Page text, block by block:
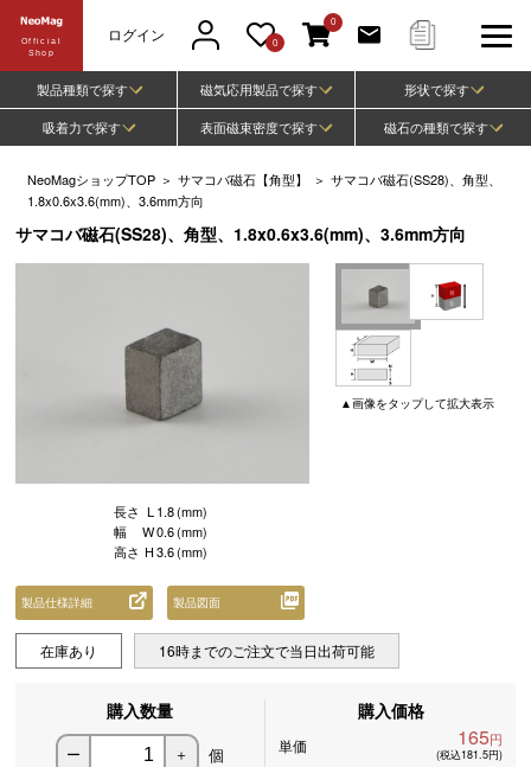
Official
Shop
ログイン 0
0
製品種類で探す 磁気応用製品で探す
形状で探す
吸着力で探す
表面磁束密度で探す 磁石の種類で探す
NeoMagショップTOP ＞ サマコバ磁石【角型】 ＞ サマコバ磁石(SS28)、角型、
1.8x0.6x3.6(mm)、3.6mm方向
サマコバ磁石(SS28)、角型、1.8x0.6x3.6(mm)、3.6mm方向
▲画像をタップして拡大表示
長さ L 1.8(mm)
幅
W0.6(mm)
高さ H3.6(mm)
製品仕様詳細 製品図面
在庫あり 16時までのご注文で当日出荷可能
購入数量
ー ＋ 個
購入価格
単価 165円
(税込181.5円)